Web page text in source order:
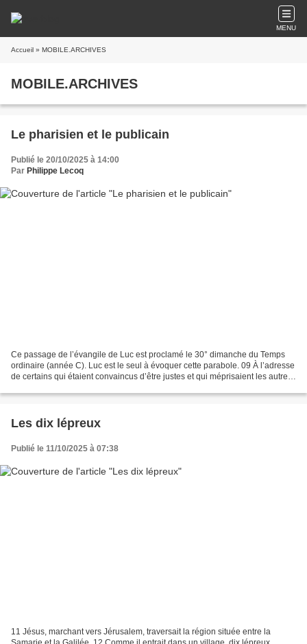
MENU
Accueil » MOBILE.ARCHIVES
MOBILE.ARCHIVES
Le pharisien et le publicain
Publié le 20/10/2025 à 14:00
Par Philippe Lecoq
Ce passage de l’évangile de Luc est proclamé le 30° dimanche du Temps
ordinaire (année C). Luc est le seul à évoquer cette parabole. 09 À l’adresse
de certains qui étaient convaincus d’être justes et qui méprisaient les autres,
Les dix lépreux
Publié le 11/10/2025 à 07:38
11 Jésus, marchant vers Jérusalem, traversait la région située entre la